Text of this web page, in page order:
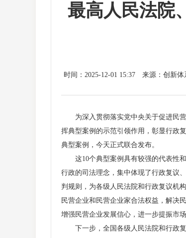
最高人民法院
时间：2025-12-01 15:37 来源：创新体
为深入贯彻落实党中央关于促进民营
挥典型案例的示范引领作用，彰显行政
典型案例，今天正式联合发布。
这10个典型案例具有较强的代表性和
行政的司法理念，集中体现了行政复议
判规则，为各级人民法院和行政复议机
民营企业和民营企业家合法权益，解决
增强民营企业发展信心，进一步提振市
下一步，全国各级人民法院和行政复